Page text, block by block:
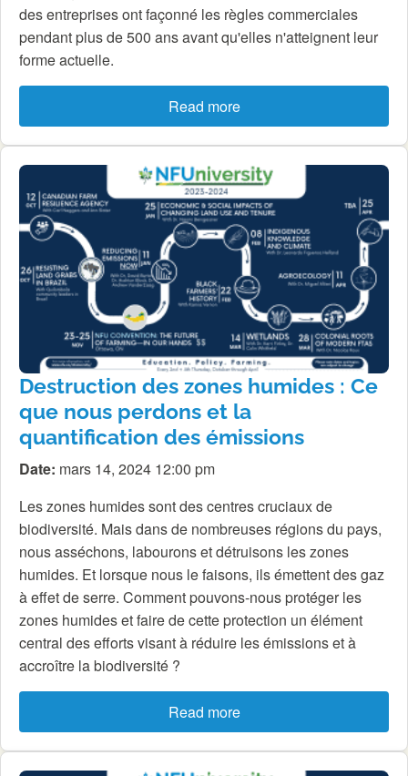
des entreprises ont façonné les règles commerciales
pendant plus de 500 ans avant qu'elles n'atteignent leur
forme actuelle.
Read more
Destruction des zones humides : Ce
que nous perdons et la
quantification des émissions
Date: mars 14, 2024 12:00 pm
Les zones humides sont des centres cruciaux de
biodiversité. Mais dans de nombreuses régions du pays,
nous asséchons, labourons et détruisons les zones
humides. Et lorsque nous le faisons, ils émettent des gaz
à effet de serre. Comment pouvons-nous protéger les
zones humides et faire de cette protection un élément
central des efforts visant à réduire les émissions et à
accroître la biodiversité ?
Read more